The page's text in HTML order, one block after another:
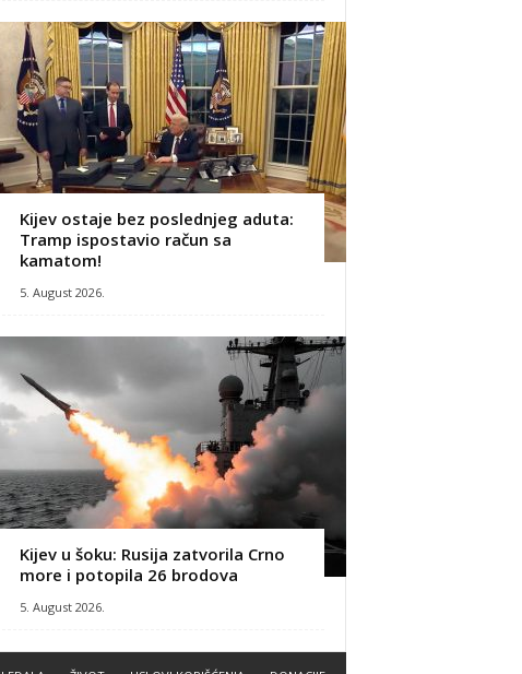
Kijev ostaje bez poslednjeg aduta:
Tramp ispostavio račun sa
kamatom!
5. August 2026.
Kijev u šoku: Rusija zatvorila Crno
more i potopila 26 brodova
5. August 2026.